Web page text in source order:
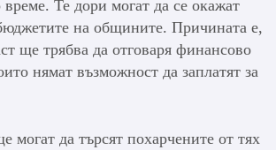
време. Те дори могат да се окажат
на общините. Причината е,
ще трябва да отговаря финансово
нямат възможност да заплатят за
могат да търсят похарчените от тях